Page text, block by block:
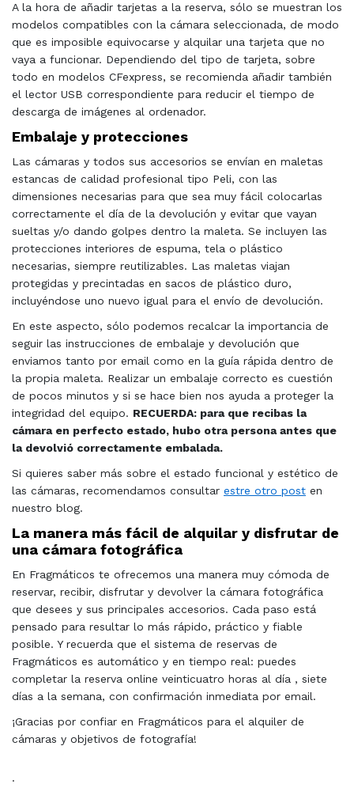
A la hora de añadir tarjetas a la reserva, sólo se muestran los
modelos compatibles con la cámara seleccionada, de modo
que es imposible equivocarse y alquilar una tarjeta que no
vaya a funcionar. Dependiendo del tipo de tarjeta, sobre
todo en modelos CFexpress, se recomienda añadir también
el lector USB correspondiente para reducir el tiempo de
descarga de imágenes al ordenador.
Embalaje y protecciones
Las cámaras y todos sus accesorios se envían en maletas
estancas de calidad profesional tipo Peli, con las
dimensiones necesarias para que sea muy fácil colocarlas
correctamente el día de la devolución y evitar que vayan
sueltas y/o dando golpes dentro la maleta. Se incluyen las
protecciones interiores de espuma, tela o plástico
necesarias, siempre reutilizables. Las maletas viajan
protegidas y precintadas en sacos de plástico duro,
incluyéndose uno nuevo igual para el envío de devolución.
En este aspecto, sólo podemos recalcar la importancia de
seguir las instrucciones de embalaje y devolución que
enviamos tanto por email como en la guía rápida dentro de
la propia maleta. Realizar un embalaje correcto es cuestión
de pocos minutos y si se hace bien nos ayuda a proteger la
integridad del equipo. RECUERDA: para que recibas la
cámara en perfecto estado, hubo otra persona antes que
la devolvió correctamente embalada.
Si quieres saber más sobre el estado funcional y estético de
las cámaras, recomendamos consultar estre otro post en
nuestro blog.
La manera más fácil de alquilar y disfrutar de
una cámara fotográfica
En Fragmáticos te ofrecemos una manera muy cómoda de
reservar, recibir, disfrutar y devolver la cámara fotográfica
que desees y sus principales accesorios. Cada paso está
pensado para resultar lo más rápido, práctico y fiable
posible. Y recuerda que el sistema de reservas de
Fragmáticos es automático y en tiempo real: puedes
completar la reserva online veinticuatro horas al día , siete
días a la semana, con confirmación inmediata por email.
¡Gracias por confiar en Fragmáticos para el alquiler de
cámaras y objetivos de fotografía!
·